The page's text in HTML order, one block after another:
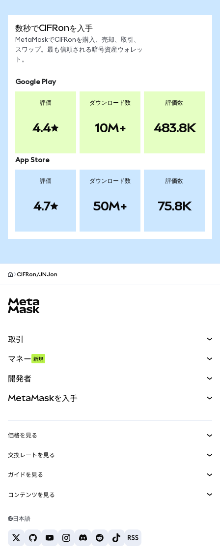
数秒でCIFRonを入手
MetaMaskでCIFRonを購入、売却、取引、
スワップ。最も信頼される暗号資産ウォレッ
ト。
Google Play
評価
4.4
ダウンロード数
10M+
評価数
483.8K
App Store
評価
4.7
ダウンロード数
50M+
評価数
75.8K
CIFRon/JNJon
取引
パーペチュアル
RWA
マネー 新規
開発者
MetaMask Connect
Snaps
Web3サービス
MetaMaskを入手
セキュリティ
サポート
キャリア
お問い合わせ
価格を見る
イーサリアムの価格
Solanaの価格
Tetherの価格
交換レートを見る
ETH→USD
USDT→INR
BTC→INR
ETH→USDT
ガイドを見る
ETHの購入
USDTの購入
コンテンツを見る
Solanaウォレット
日本語